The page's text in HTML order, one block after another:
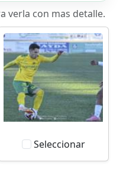
verla con mas detalle.
Seleccionar